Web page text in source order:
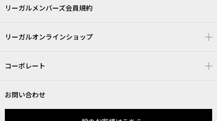
リーガルメンバーズ会員規約
リーガルオンラインショップ
コーポレート
お問い合わせ